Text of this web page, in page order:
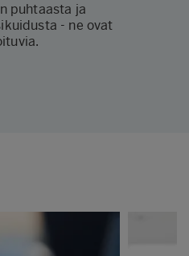
puhtaasta ja
- ne ovat